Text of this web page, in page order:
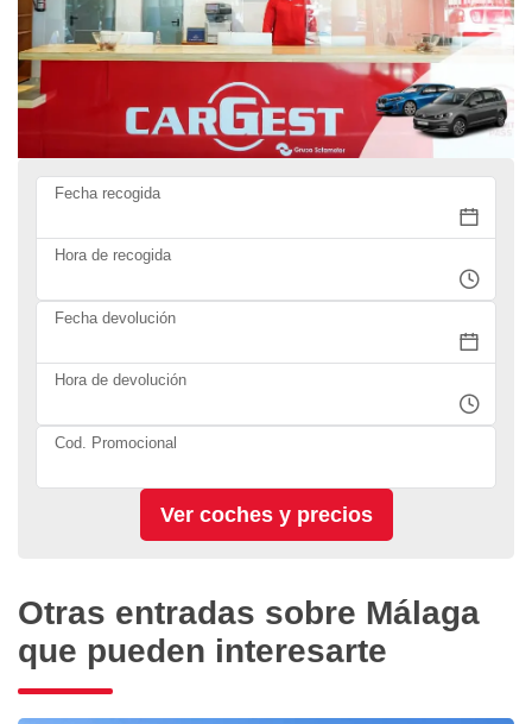
Fecha recogida
Hora de recogida
Fecha devolución
Hora de devolución
Cod. Promocional
Otras entradas sobre Málaga
que pueden interesarte